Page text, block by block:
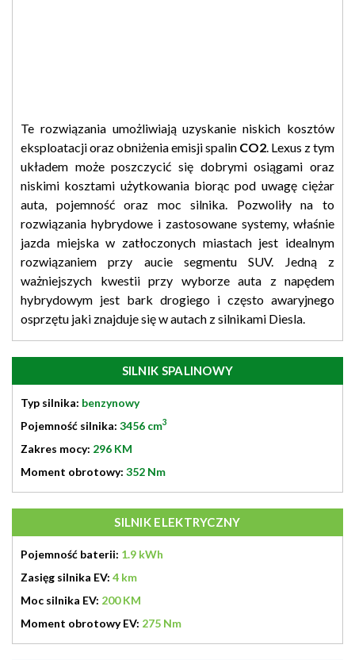
Te rozwiązania umożliwiają uzyskanie niskich kosztów
eksploatacji oraz obniżenia emisji spalin CO2 . Lexus z tym
układem może poszczycić się dobrymi osiągami oraz
niskimi kosztami użytkowania biorąc pod uwagę ciężar
auta, pojemność oraz moc silnika. Pozwoliły na to
rozwiązania hybrydowe i zastosowane systemy, właśnie
jazda miejska w zatłoczonych miastach jest idealnym
rozwiązaniem przy aucie segmentu SUV. Jedną z
ważniejszych kwestii przy wyborze auta z napędem
hybrydowym jest bark drogiego i często awaryjnego
osprzętu jaki znajduje się w autach z silnikami Diesla.
SILNIK SPALINOWY
Typ silnika: benzynowy
Pojemność silnika: 3456 cm3
Zakres mocy: 296 KM
Moment obrotowy: 352 Nm
SILNIK ELEKTRYCZNY
Pojemność baterii: 1.9 kWh
Zasięg silnika EV: 4 km
Moc silnika EV: 200 KM
Moment obrotowy EV: 275 Nm